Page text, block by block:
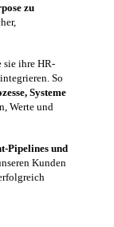
zu
sie ihre HR-
So
Systeme
Werte und
Pipelines und
Kunden